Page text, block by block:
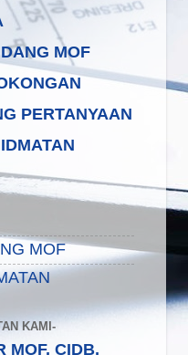
MOF
PERTANYAAN
MOF
KAMI-
MOF, CIDB,